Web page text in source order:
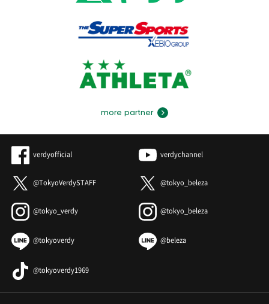
more partner
verdyofficial verdychannel
@TokyoVerdySTAFF @tokyo_beleza
@tokyo_verdy @tokyo_beleza
@tokyoverdy @beleza
@tokyoverdy1969